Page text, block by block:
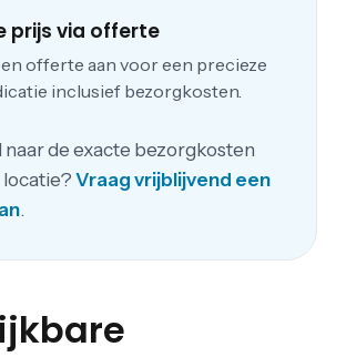
prijs via offerte
offerte aan voor een precieze
inclusief bezorgkosten.
naar de exacte bezorgkosten
Vraag vrijblijvend een
.